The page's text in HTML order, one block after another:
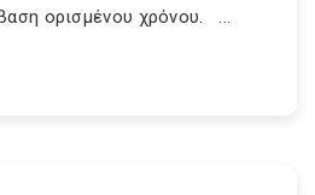
ορισμένου χρόνου. ...